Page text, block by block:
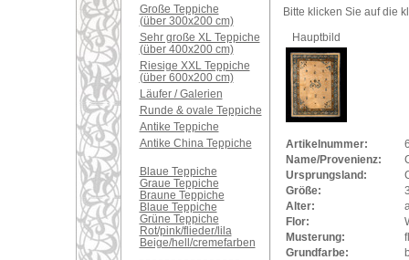
Große Teppiche
(über 300x200 cm)
Sehr große XL Teppiche
(über 400x200 cm)
Riesige XXL Teppiche
(über 600x200 cm)
Läufer / Galerien
Runde & ovale Teppiche
Antike Teppiche
Antike China Teppiche
Blaue Teppiche
Graue Teppiche
Braune Teppiche
Blaue Teppiche
Grüne Teppiche
Rot/pink/flieder/lila
Beige/hell/cremefarben
Bitte klicken Sie auf die
Hauptbild
Artikelnummer:
Name/Provenienz:
Ursprungsland:
Größe:
Alter:
Flor:
Musterung:
Grundfarbe: